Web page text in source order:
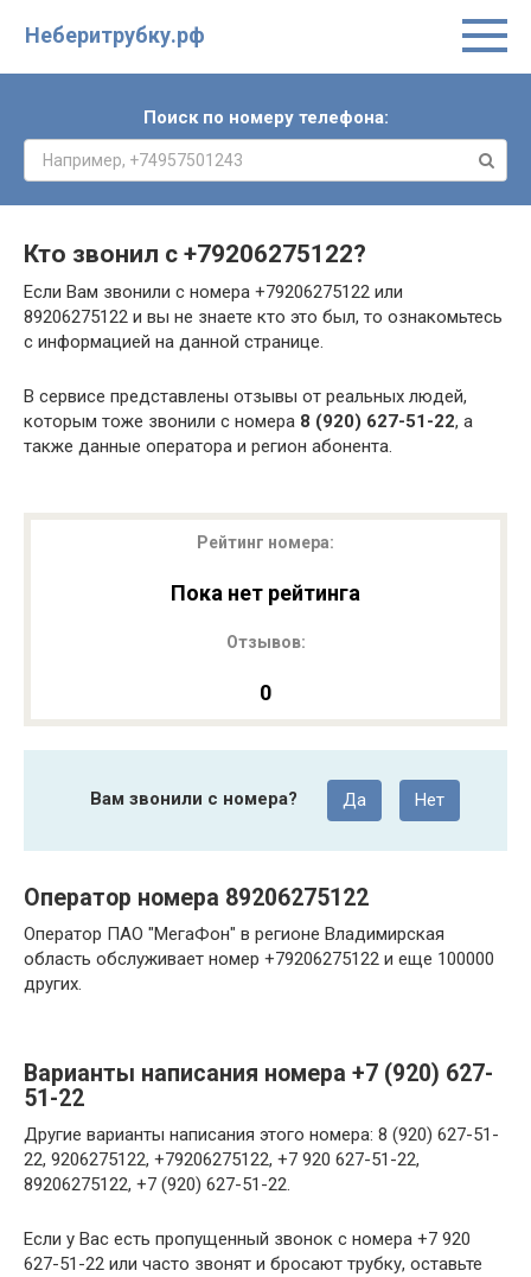
Неберитрубку.рф
Поиск по номеру телефона:
Кто звонил с +79206275122?
Если Вам звонили с номера +79206275122 или
89206275122 и вы не знаете кто это был, то ознакомьтесь
с информацией на данной странице.
В сервисе представлены отзывы от реальных людей,
которым тоже звонили с номера 8 (920) 627-51-22, а
также данные оператора и регион абонента.
Рейтинг номера:
Пока нет рейтинга
Отзывов:
0
Вам звонили с номера? Да Нет
Оператор номера 89206275122
Оператор ПАО "МегаФон" в регионе Владимирская
область обслуживает номер +79206275122 и еще 100000
других.
Варианты написания номера +7 (920) 627-
51-22
Другие варианты написания этого номера: 8 (920) 627-51-
22, 9206275122, +79206275122, +7 920 627-51-22,
89206275122, +7 (920) 627-51-22.
Если у Вас есть пропущенный звонок с номера +7 920
627-51-22 или часто звонят и бросают трубку, оставьте